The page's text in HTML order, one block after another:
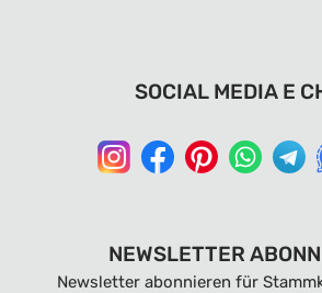
SOCIAL MEDIA E
NEWSLETTER
Newsletter abonnieren für